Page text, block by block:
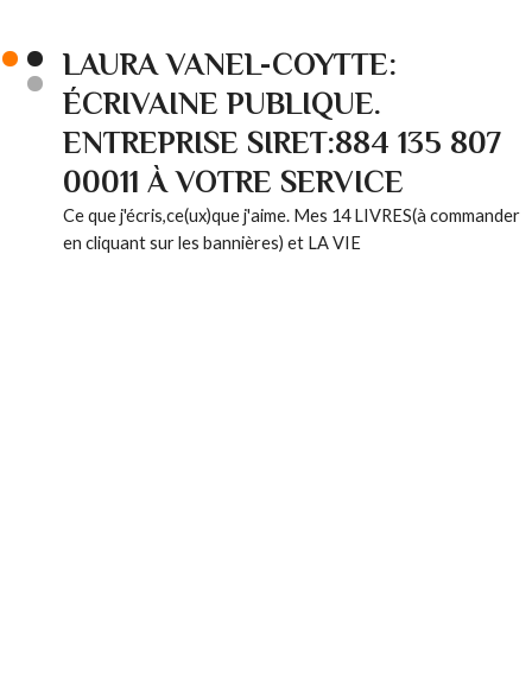
LAURA VANEL-COYTTE:
ÉCRIVAINE PUBLIQUE.
ENTREPRISE SIRET:884 135 807
00011 À VOTRE SERVICE
Ce que j'écris,ce(ux)que j'aime. Mes 14 LIVRES(à commander
en cliquant sur les bannières) et LA VIE